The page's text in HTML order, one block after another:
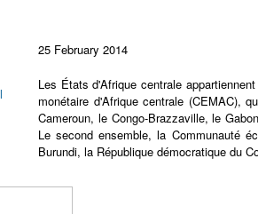
25 February 2014
Les États d'Afrique centrale
monétaire d'Afrique centrale (CEMAC),
Cameroun, le Congo-Brazzaville, le
Le second ensemble, la Communauté
Burundi, la République démocratique du